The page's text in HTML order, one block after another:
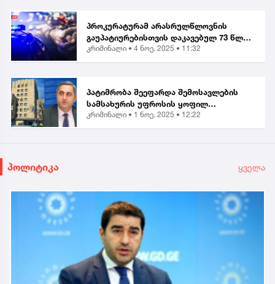
პროკურატურამ არასრულწლოვნის
გაუპატიურებისთვის დაკავებულ 73 წლის
მამაკაცს ბრალი წარუდგინა...
კრიმინალი • 4 ნოე. 2025 • 11:32
პატიმრობა შეეფარდა შემოსავლების
სამსახურის უფროსის ყოფილ
მოადგილეს - ვლადიმერ ხუნდაძეს...
კრიმინალი • 1 ნოე. 2025 • 12:22
პოლიტიკა ყველა